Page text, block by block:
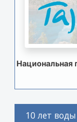
Национальная
10 лет